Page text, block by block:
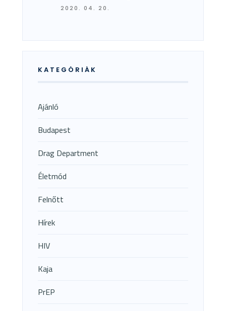
2020. 04. 20.
KATEGÓRIÁK
Ajánló
Budapest
Drag Department
Életmód
Felnőtt
Hírek
HIV
Kaja
PrEP